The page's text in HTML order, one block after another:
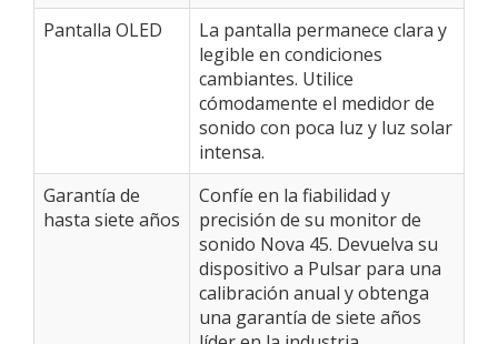
Pantalla OLED
La pantalla permanece clara y
legible en condiciones
cambiantes. Utilice
cómodamente el medidor de
sonido con poca luz y luz solar
intensa.
Garantía de
hasta siete años
Confíe en la fiabilidad y
precisión de su monitor de
sonido Nova 45. Devuelva su
dispositivo a Pulsar para una
calibración anual y obtenga
una garantía de siete años